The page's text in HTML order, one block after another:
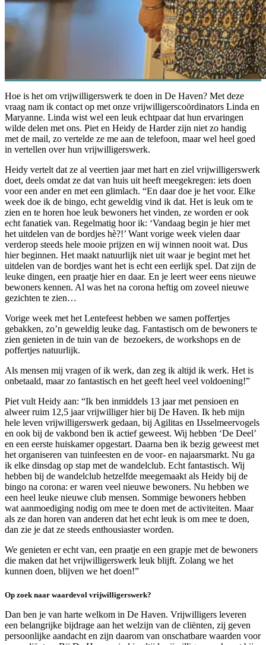
Hoe is het om vrijwilligerswerk te doen in De Haven? Met deze
vraag nam ik contact op met onze vrijwilligerscoördinators Linda en
Maryanne. Linda wist wel een leuk echtpaar dat hun ervaringen
wilde delen met ons. Piet en Heidy de Harder zijn niet zo handig
met de mail, zo vertelde ze me aan de telefoon, maar wel heel goed
in vertellen over hun vrijwilligerswerk.
Heidy vertelt dat ze al veertien jaar met hart en ziel vrijwilligerswerk
doet, deels omdat ze dat van huis uit heeft meegekregen: iets doen
voor een ander en met een glimlach. “En daar doe je het voor. Elke
week doe ik de bingo, echt geweldig vind ik dat. Het is leuk om te
zien en te horen hoe leuk bewoners het vinden, ze worden er ook
echt fanatiek van. Regelmatig hoor ik: ‘Vandaag begin je hier met
het uitdelen van de bordjes hè?!’ Want vorige week vielen daar
verderop steeds hele mooie prijzen en wij winnen nooit wat. Dus
hier beginnen. Het maakt natuurlijk niet uit waar je begint met het
uitdelen van de bordjes want het is echt een eerlijk spel. Dat zijn de
leuke dingen, een praatje hier en daar. En je leert weer eens nieuwe
bewoners kennen. Al was het na corona heftig om zoveel nieuwe
gezichten te zien…
Vorige week met het Lentefeest hebben we samen poffertjes
gebakken, zo’n geweldig leuke dag. Fantastisch om de bewoners te
zien genieten in de tuin van de bezoekers, de workshops en de
poffertjes natuurlijk.
Als mensen mij vragen of ik werk, dan zeg ik altijd ik werk. Het is
onbetaald, maar zo fantastisch en het geeft heel veel voldoening!”
Piet vult Heidy aan: “Ik ben inmiddels 13 jaar met pensioen en
alweer ruim 12,5 jaar vrijwilliger hier bij De Haven. Ik heb mijn
hele leven vrijwilligerswerk gedaan, bij Agilitas en IJsselmeervogels
en ook bij de vakbond ben ik actief geweest. Wij hebben ‘De Deel’
en een eerste huiskamer opgestart. Daarna ben ik bezig geweest met
het organiseren van tuinfeesten en de voor- en najaarsmarkt. Nu ga
ik elke dinsdag op stap met de wandelclub. Echt fantastisch. Wij
hebben bij de wandelclub hetzelfde meegemaakt als Heidy bij de
bingo na corona: er waren veel nieuwe bewoners. Nu hebben we
een heel leuke nieuwe club mensen. Sommige bewoners hebben
wat aanmoediging nodig om mee te doen met de activiteiten. Maar
als ze dan horen van anderen dat het echt leuk is om mee te doen,
dan zie je dat ze steeds enthousiaster worden.
We genieten er echt van, een praatje en een grapje met de bewoners
die maken dat het vrijwilligerswerk leuk blijft. Zolang we het
kunnen doen, blijven we het doen!”
Op zoek naar waardevol vrijwilligerswerk?
Dan ben je van harte welkom in De Haven. Vrijwilligers leveren
een belangrijke bijdrage aan het welzijn van de cliënten, zij geven
persoonlijke aandacht en zijn daarom van onschatbare waarden voor